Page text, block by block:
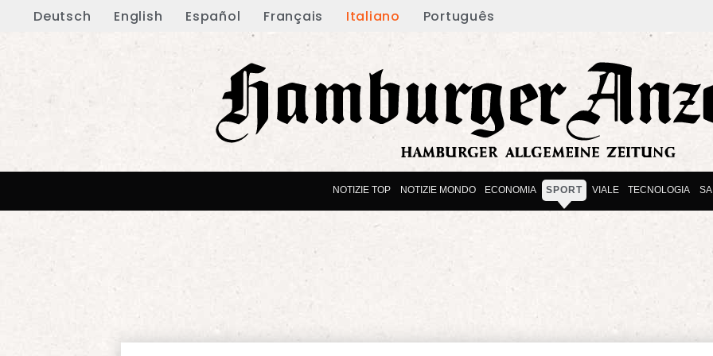
Deutsch English Español Français Italiano Português
NOTIZIE TOP NOTIZIE MONDO ECONOMIA SPORT VIALE TECNOLOGIA